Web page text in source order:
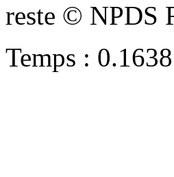
reste © NPDS
Temps :